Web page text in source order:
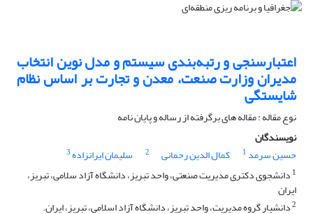
اعتبارسنجی و رتبه‌بندی سیستم و مدل نوین انتخاب
مدیران وزارت صنعت، معدن و تجارت بر اساس نظام
شایستگی
نوع مقاله : مقاله های برگرفته از رساله و پایان نامه
نویسندگان
حسین سرمد 1 کمال الدین رحمانی 2 سلیمان ایرانزاده3
1 دانشجوی دکتری مدیریت صنعتی، واحد تبریز، ‌دانشگاه آزاد سلامی، تبریز،
‌ایران
2دانشیار گروه مدیریت، واحد تبریز، دانشگاه آزاد اسلامی، تبریز، ایران.